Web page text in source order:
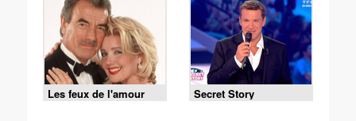
Les feux de l'amour Secret Story